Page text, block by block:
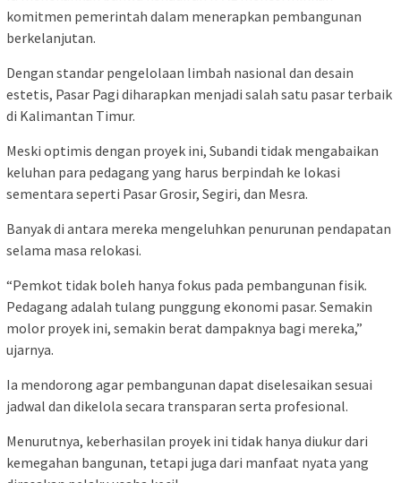
komitmen pemerintah dalam menerapkan pembangunan
berkelanjutan.
Dengan standar pengelolaan limbah nasional dan desain
estetis, Pasar Pagi diharapkan menjadi salah satu pasar terbaik
di Kalimantan Timur.
Meski optimis dengan proyek ini, Subandi tidak mengabaikan
keluhan para pedagang yang harus berpindah ke lokasi
sementara seperti Pasar Grosir, Segiri, dan Mesra.
Banyak di antara mereka mengeluhkan penurunan pendapatan
selama masa relokasi.
“Pemkot tidak boleh hanya fokus pada pembangunan fisik.
Pedagang adalah tulang punggung ekonomi pasar. Semakin
molor proyek ini, semakin berat dampaknya bagi mereka,”
ujarnya.
Ia mendorong agar pembangunan dapat diselesaikan sesuai
jadwal dan dikelola secara transparan serta profesional.
Menurutnya, keberhasilan proyek ini tidak hanya diukur dari
kemegahan bangunan, tetapi juga dari manfaat nyata yang